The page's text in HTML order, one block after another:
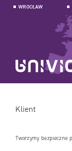
WROCŁAW
Klient
Tworzymy bezpieczne